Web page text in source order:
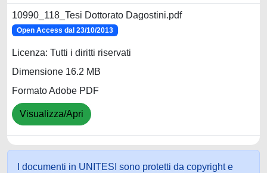
10990_118_Tesi Dottorato Dagostini.pdf
Open Access dal 23/10/2013
Licenza: Tutti i diritti riservati
Dimensione 16.2 MB
Formato Adobe PDF
Visualizza/Apri
I documenti in UNITESI sono protetti da copyright e